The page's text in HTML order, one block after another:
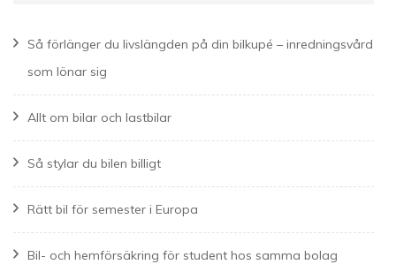
Så förlänger du livslängden på din bilkupé – inredningsvård
som lönar sig
Allt om bilar och lastbilar
Så stylar du bilen billigt
Rätt bil för semester i Europa
Bil- och hemförsäkring för student hos samma bolag